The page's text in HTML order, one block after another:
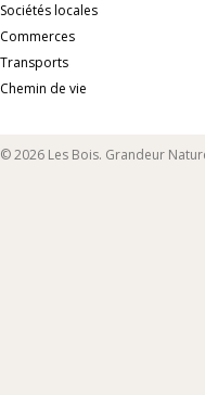
Sociétés locales
Commerces
Transports
Chemin de vie
© 2026 Les Bois. Grandeur